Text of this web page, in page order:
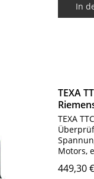
In
TEXA
DUCATI
TEXA
Motors,
der
speziell
449,30